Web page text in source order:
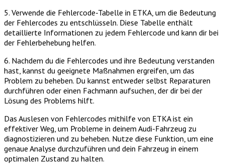
5. Verwende die Fehlercode-Tabelle in ETKA, um die Bedeutung
der Fehlercodes zu entschlüsseln. Diese Tabelle enthält
detaillierte Informationen zu jedem Fehlercode und kann dir bei
der Fehlerbehebung helfen.
6. Nachdem du die Fehlercodes und ihre Bedeutung verstanden
hast, kannst du geeignete Maßnahmen ergreifen, um das
Problem zu beheben. Du kannst entweder selbst Reparaturen
durchführen oder einen Fachmann aufsuchen, der dir bei der
Lösung des Problems hilft.
Das Auslesen von Fehlercodes mithilfe von ETKA ist ein
effektiver Weg, um Probleme in deinem Audi-Fahrzeug zu
diagnostizieren und zu beheben. Nutze diese Funktion, um eine
genaue Analyse durchzuführen und dein Fahrzeug in einem
optimalen Zustand zu halten.